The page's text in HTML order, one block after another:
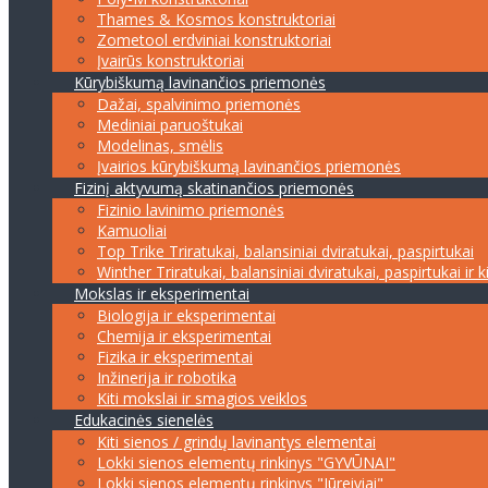
Thames & Kosmos konstruktoriai
Zometool erdviniai konstruktoriai
Įvairūs konstruktoriai
Kūrybiškumą lavinančios priemonės
Dažai, spalvinimo priemonės
Mediniai paruoštukai
Modelinas, smėlis
Įvairios kūrybiškumą lavinančios priemonės
Fizinį aktyvumą skatinančios priemonės
Fizinio lavinimo priemonės
Kamuoliai
Top Trike Triratukai, balansiniai dviratukai, paspirtukai
Winther Triratukai, balansiniai dviratukai, paspirtukai ir
Mokslas ir eksperimentai
Biologija ir eksperimentai
Chemija ir eksperimentai
Fizika ir eksperimentai
Inžinerija ir robotika
Kiti mokslai ir smagios veiklos
Edukacinės sienelės
Kiti sienos / grindų lavinantys elementai
Lokki sienos elementų rinkinys "GYVŪNAI"
Lokki sienos elementų rinkinys "Jūreiviai"